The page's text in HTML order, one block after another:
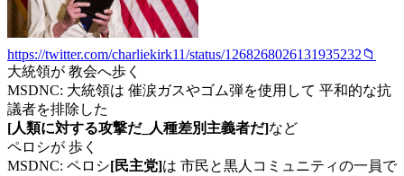
https://twitter.com/charliekirk11/status/1268268026131935232📁
大統領が 教会へ歩く
MSDNC: 大統領は 催涙ガスやゴム弾を使用して 平和的な抗
議者を排除した
[人類に対する攻撃だ_人種差別主義者だ]など
ペロシが 歩く
MSDNC: ペロシ[民主党]は 市民と黒人コミュニティの一員で